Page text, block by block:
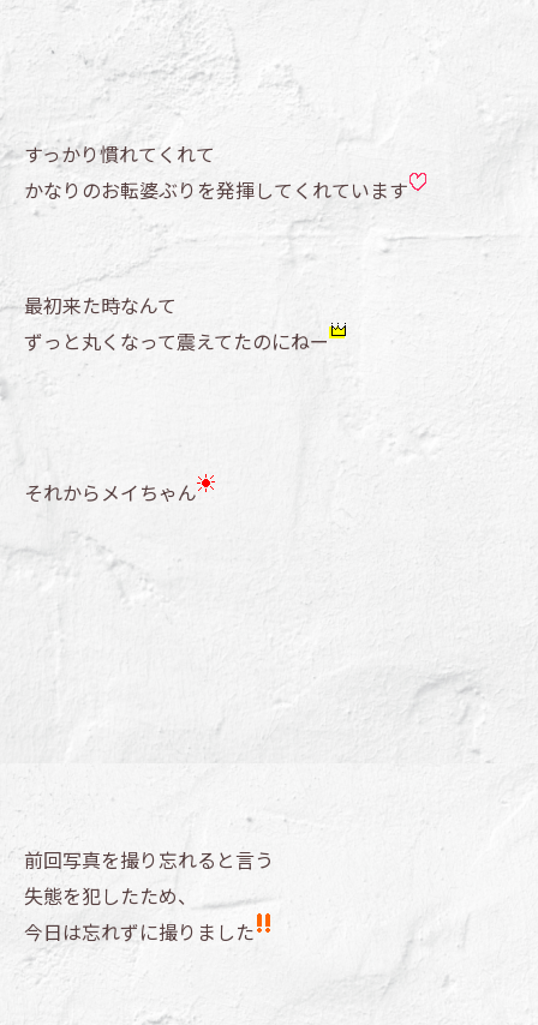
すっかり慣れてくれて
かなりのお転婆ぶりを発揮してくれています
最初来た時なんて
ずっと丸くなって震えてたのにねー
それからメイちゃん
前回写真を撮り忘れると言う
失態を犯したため、
今日は忘れずに撮りました